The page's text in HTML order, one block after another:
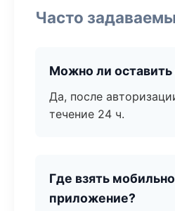
Часто
Можно ли оставить
Да, после
течение 24 ч.
Где взять
приложение?